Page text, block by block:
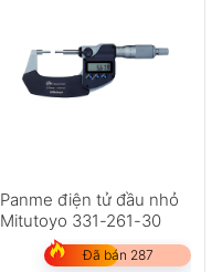
Panme điện tử đầu nhỏ
Mitutoyo 331-261-30
Đã bán 287